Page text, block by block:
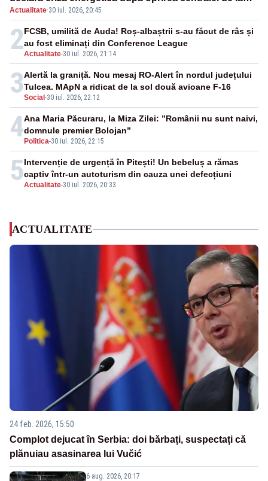
Paks
Actualitate·30 iul. 2026, 20:45
2Actualitate-30 iul. 2026, 21:14
FCSB, umilită de Auda! Roș-albaștrii s-au făcut de râs și
au fost eliminați din Conference League
3Social -30 iul. 2026, 22:12
Alertă la graniță. Nou mesaj RO-Alert în nordul județului
Tulcea. MApN a ridicat de la sol două avioane F-16
4 Politica-30 iul. 2026, 22:15
Ana Maria Păcuraru, la Miza Zilei: ”Românii nu sunt naivi,
domnule premier Bolojan”
5Actualitate-30 iul. 2026, 20:33
Intervenție de urgență în Pitești! Un bebeluș a rămas
captiv într-un autoturism din cauza unei defecțiuni
ACTUALITATE
24 feb. 2026, 15:50
Complot dejucat în Serbia: doi bărbați, suspectați că
plănuiau asasinarea lui Vučić
6 aug. 2026, 20:17